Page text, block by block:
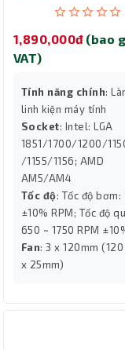
Nex ARGB Black
1,890,000đ (bao
VAT)
Tính năng chính:
linh kiện máy tính
Socket: Intel: LGA
1851/1700/1200/
/1155/1156; AMD
AM5/AM4
Tốc độ: Tốc độ
±10% RPM; Tốc độ
650 ~ 1750 RPM
Fan: 3 x 120mm
x 25mm)